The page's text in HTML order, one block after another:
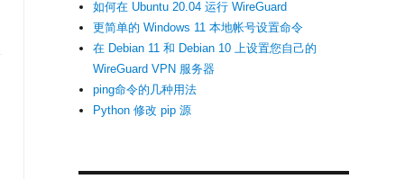
如何在 Ubuntu 20.04 运行 WireGuard
更简单的 Windows 11 本地帐号设置命令
在 Debian 11 和 Debian 10 上设置您自己的
WireGuard VPN 服务器
ping命令的几种用法
Python 修改 pip 源